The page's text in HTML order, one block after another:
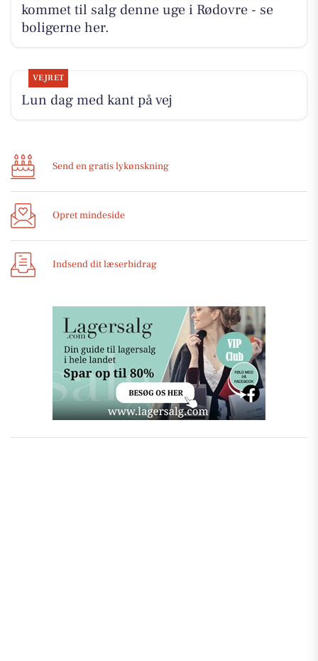
kommet til salg denne uge i Rødovre - se
boligerne her.
VEJRET
Lun dag med kant på vej
Send en gratis lykønskning
Opret mindeside
Indsend dit læserbidrag